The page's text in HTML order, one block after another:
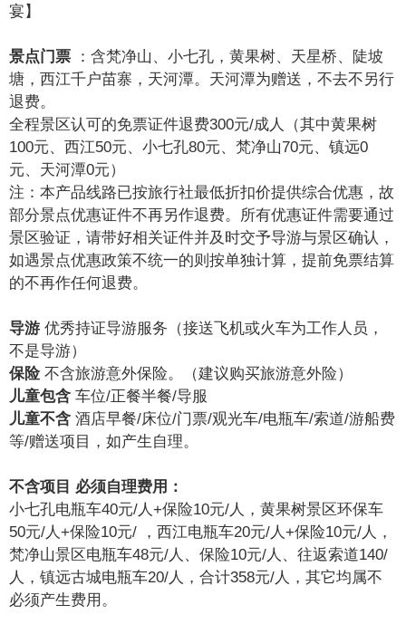
宴】
景点门票 ： 含梵净山、小七孔，黄果树、天星桥、陡坡
塘，西江千户苗寨，天河潭。天河潭为赠送，不去不另行
退费。
全程景区认可的免票证件退费300元/成人（其中黄果树
100元、西江50元、小七孔80元、梵净山70元、镇远0
元、天河潭0元）
注：本产品线路已按旅行社最低折扣价提供综合优惠，故
部分景点优惠证件不再另作退费。所有优惠证件需要通过
景区验证，请带好相关证件并及时交予导游与景区确认，
如遇景点优惠政策不统一的则按单独计算，提前免票结算
的不再作任何退费。
导游 优秀持证导游服务（接送飞机或火车为工作人员，
不是导游）
保险 不含旅游意外保险。（建议购买旅游意外险）
儿童包含 车位/正餐半餐/导服
儿童不含 酒店早餐/床位/门票/观光车/电瓶车/索道/游船费
等/赠送项目，如产生自理。
不含项目 必须自理费用：
小七孔电瓶车40元/人+保险10元/人，黄果树景区环保车
50元/人+保险10元/ ，西江电瓶车20元/人+保险10元/人，
梵净山景区电瓶车48元/人、保险10元/人、往返索道140/
人，镇远古城电瓶车20/人，合计358元/人，其它均属不
必须产生费用。